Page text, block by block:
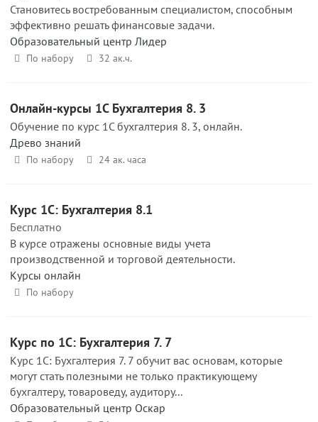
Становитесь востребованным специалистом, способным
эффективно решать финансовые задачи.
Образовательный центр Лидер
По набору 32 ак.ч.
Онлайн-курсы 1С Бухгалтерия 8. 3
Обучение по курс 1С бухгалтерия 8. 3, онлайн.
Древо знаний
По набору 24 ак. часа
Курс 1С: Бухгалтерия 8.1
Бесплатно
В курсе отражены основные виды учета
производственной и торговой деятельности.
Курсы онлайн
По набору
Курс по 1С: Бухгалтерия 7. 7
Курс 1С: Бухгалтерия 7. 7 обучит вас основам, которые
могут стать полезными не только практикующему
бухгалтеру, товароведу, аудитору...
Образовательный центр Оскар